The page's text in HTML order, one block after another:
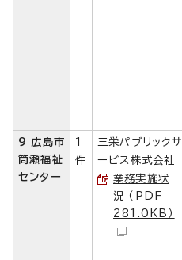
9 広島市
筒瀬福祉
センター
1
件
三栄パブリックサ
ービス株式会社
業務実施状
況 （PDF
281.0KB）